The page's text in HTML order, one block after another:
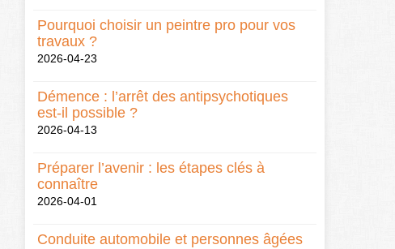
Pourquoi choisir un peintre pro pour vos
travaux ?
2026-04-23
Démence : l’arrêt des antipsychotiques
est-il possible ?
2026-04-13
Préparer l’avenir : les étapes clés à
connaître
2026-04-01
Conduite automobile et personnes âgées